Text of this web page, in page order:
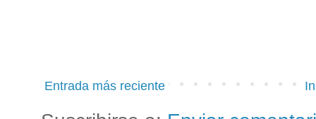
Entrada más reciente